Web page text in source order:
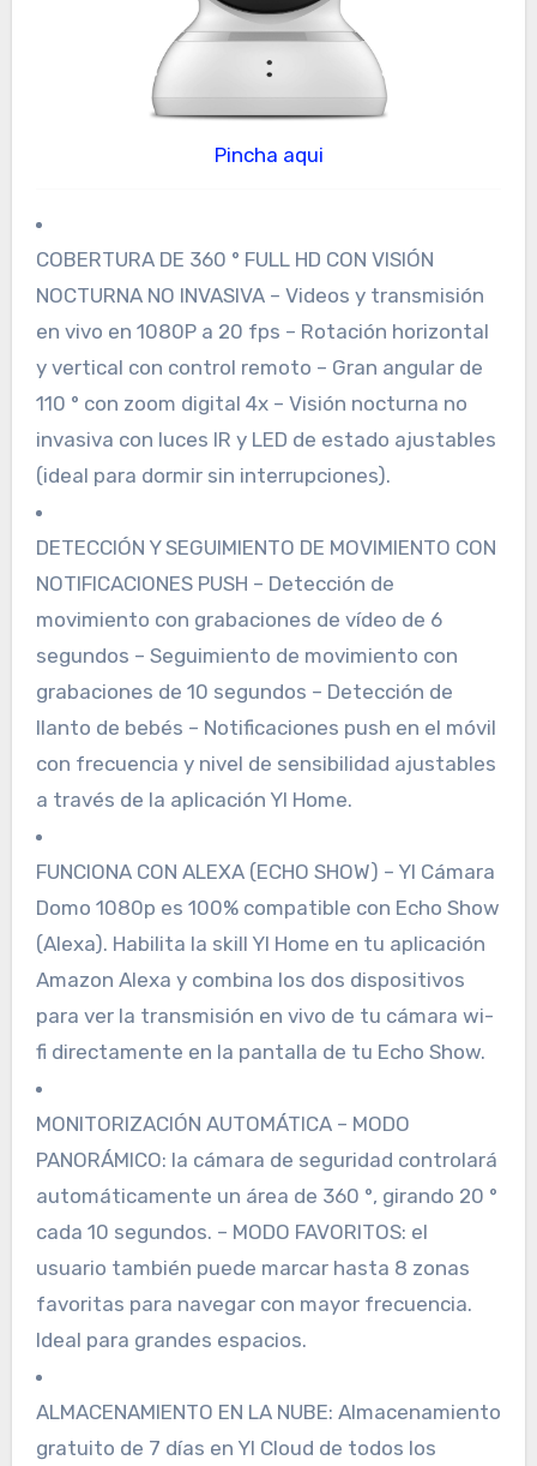
Pincha aqui
COBERTURA DE 360 ° FULL HD CON VISIÓN
NOCTURNA NO INVASIVA – Videos y transmisión
en vivo en 1080P a 20 fps – Rotación horizontal
y vertical con control remoto – Gran angular de
110 ° con zoom digital 4x – Visión nocturna no
invasiva con luces IR y LED de estado ajustables
(ideal para dormir sin interrupciones).
DETECCIÓN Y SEGUIMIENTO DE MOVIMIENTO CON
NOTIFICACIONES PUSH – Detección de
movimiento con grabaciones de vídeo de 6
segundos – Seguimiento de movimiento con
grabaciones de 10 segundos – Detección de
llanto de bebés – Notificaciones push en el móvil
con frecuencia y nivel de sensibilidad ajustables
a través de la aplicación YI Home.
FUNCIONA CON ALEXA (ECHO SHOW) – YI Cámara
Domo 1080p es 100% compatible con Echo Show
(Alexa). Habilita la skill YI Home en tu aplicación
Amazon Alexa y combina los dos dispositivos
para ver la transmisión en vivo de tu cámara wi-
fi directamente en la pantalla de tu Echo Show.
MONITORIZACIÓN AUTOMÁTICA – MODO
PANORÁMICO: la cámara de seguridad controlará
automáticamente un área de 360 °, girando 20 °
cada 10 segundos. – MODO FAVORITOS: el
usuario también puede marcar hasta 8 zonas
favoritas para navegar con mayor frecuencia.
Ideal para grandes espacios.
ALMACENAMIENTO EN LA NUBE: Almacenamiento
gratuito de 7 días en YI Cloud de todos los